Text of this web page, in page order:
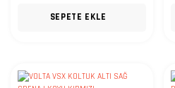
SEPETE EKLE